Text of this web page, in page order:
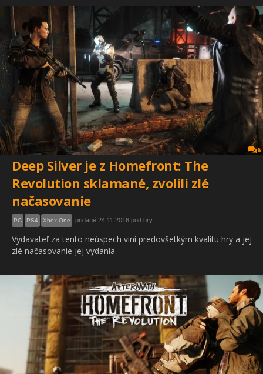
6
Deep Silver je z Homefront: The
Revolution sklamané, zvolili zlé
načasovanie
PC PS4 Xbox One pridané 24.11.2016 pod hry
Vydavateľ za tento neúspech viní predovšetkým kvalitu hry a jej
zlé načasovanie jej vydania.